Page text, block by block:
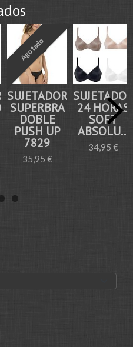
Agotado
SUJETADOR
SUPERBRA
DOBLE
PUSH UP
7829
35,95 €
SUJETADOR
24 HORAS
SOFT
ABSOLU...
34,95 €